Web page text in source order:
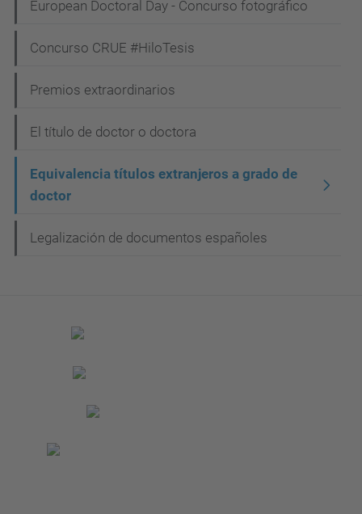
European Doctoral Day - Concurso fotográfico
Concurso CRUE #HiloTesis
Premios extraordinarios
El título de doctor o doctora
Equivalencia títulos extranjeros a grado de
doctor
Legalización de documentos españoles